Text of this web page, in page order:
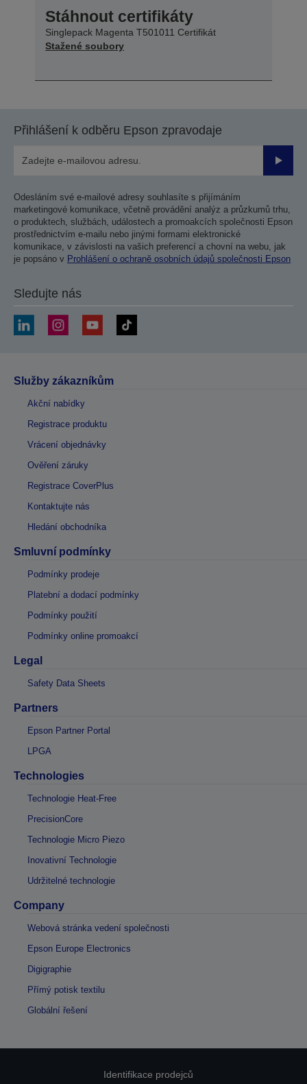
Stáhnout certifikáty
Singlepack Magenta T501011 Certifikát
Stažené soubory
Přihlášení k odběru Epson zpravodaje
Odesláním své e-mailové adresy souhlasíte s přijímáním
marketingové komunikace, včetně provádění analýz a průzkumů trhu,
o produktech, službách, událostech a promoakcích společnosti Epson
prostřednictvím e-mailu nebo jinými formami elektronické
komunikace, v závislosti na vašich preferencí a chovní na webu, jak
je popsáno v Prohlášení o ochraně osobních údajů společnosti Epson
Sledujte nás
Služby zákazníkům
Akční nabídky
Registrace produktu
Vrácení objednávky
Ověření záruky
Registrace CoverPlus
Kontaktujte nás
Hledání obchodníka
Smluvní podmínky
Podmínky prodeje
Platební a dodací podmínky
Podmínky použití
Podmínky online promoakcí
Legal
Safety Data Sheets
Partners
Epson Partner Portal
LPGA
Technologies
Technologie Heat-Free
PrecisionCore
Technologie Micro Piezo
Inovativní Technologie
Udržitelné technologie
Company
Webová stránka vedení společnosti
Epson Europe Electronics
Digigraphie
Přímý potisk textilu
Globální řešení
Identifikace prodejců